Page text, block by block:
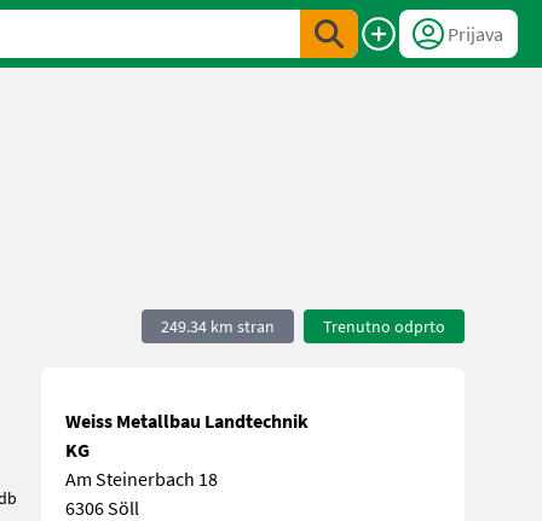
Prijava
249.34 km stran Trenutno odprto
Weiss Metallbau Landtechnik
KG
Am Steinerbach 18
6306 Söll